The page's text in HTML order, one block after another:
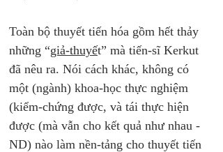
Toàn bộ thuyết tiến hóa gồm hết thảy
những “giả-thuyết” mà tiến-sĩ Kerkut
đã nêu ra. Nói cách khác, không có
một (ngành) khoa-học thực nghiệm
(kiểm-chứng được, và tái thực hiện
được (mà vẫn cho kết quả như nhau -
ND) nào làm nền-tảng cho thuyết tiến